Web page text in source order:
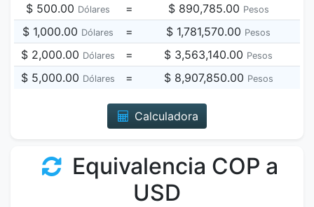
$ 500.00 Dólares = $ 890,785.00 Pesos
$ 1,000.00 Dólares = $ 1,781,570.00 Pesos
$ 2,000.00 Dólares = $ 3,563,140.00 Pesos
$ 5,000.00 Dólares = $ 8,907,850.00 Pesos
Calculadora
Equivalencia COP a
USD